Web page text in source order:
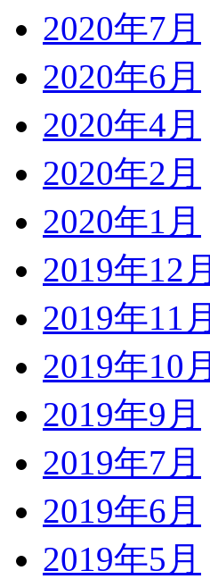
2020年7月
2020年6月
2020年4月
2020年2月
2020年1月
2019年12月
2019年11月
2019年10月
2019年9月
2019年7月
2019年6月
2019年5月